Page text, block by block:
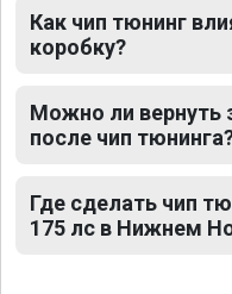
Как чип тюнинг
коробку?
Можно ли вернуть
после чип
Где сделать чип
175 лс в Нижнем